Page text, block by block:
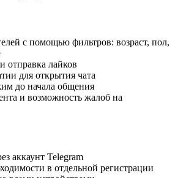
с помощью фильтров: возраст, пол,
отправка лайков
для открытия чата
до начала общения
и возможность жалоб на
аккаунт Telegram
в отдельной регистрации